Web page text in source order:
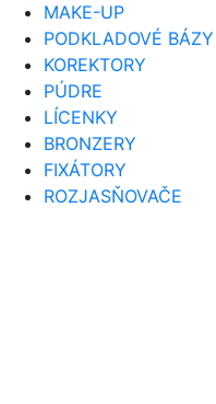
MAKE-UP
PODKLADOVÉ BÁZY
KOREKTORY
PÚDRE
LÍCENKY
BRONZERY
FIXÁTORY
ROZJASŇOVAČE